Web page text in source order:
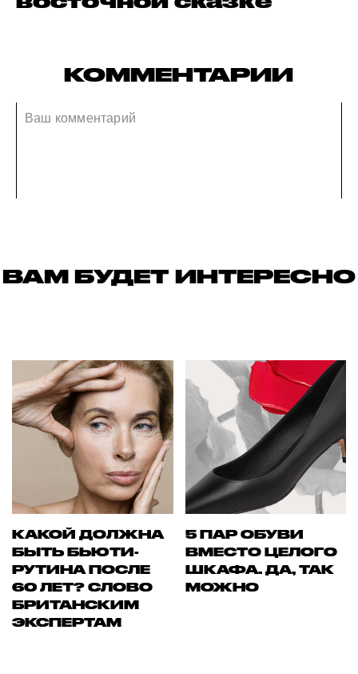
КОММЕНТАРИИ
ВАМ БУДЕТ ИНТЕРЕСНО
КАКОЙ ДОЛЖНА
БЫТЬ БЬЮТИ-
РУТИНА ПОСЛЕ
60 ЛЕТ? СЛОВО
БРИТАНСКИМ
ЭКСПЕРТАМ
5 ПАР ОБУВИ
ВМЕСТО ЦЕЛОГО
ШКАФА. ДА, ТАК
МОЖНО